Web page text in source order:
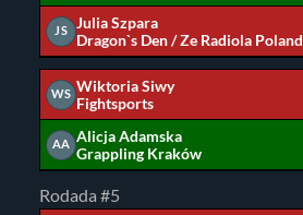
JS
Julia Szpara
Dragon`s Den / Ze Radiola Poland
WS Wiktoria Siwy
Fightsports
AA Alicja Adamska
Grappling Kraków
Rodada #5